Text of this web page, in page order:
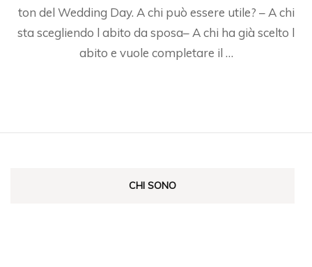
ton del Wedding Day. A chi può essere utile? – A chi
sta scegliendo l abito da sposa– A chi ha già scelto l
abito e vuole completare il …
CHI SONO